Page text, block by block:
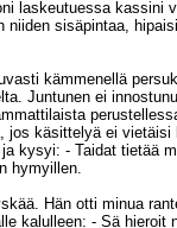
laskeutuessa kassini
sisäpintaa,
kämmenellä
Juntunen ei
jos käsittelyä ei vietäisi
kysyi: - Taidat tietää
hymyillen.
Hän otti minua
kalulleen: - Sä hieroit